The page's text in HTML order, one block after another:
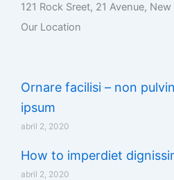
121 Rock Sreet, 21 Avenue,
Our Location
Ornare facilisi – non
ipsum
abril 2, 2020
How to imperdiet
abril 2, 2020